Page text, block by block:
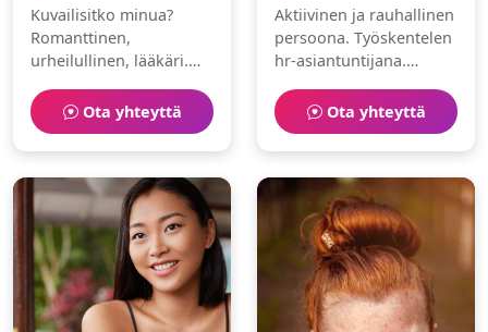
Kuvailisitko minua?
Romanttinen,
urheilullinen, lääkäri.
sukellus.Ota yhteyttä
Aktiivinen ja rauhallinen
persoona. Työskentelen
hr-asiantuntijana.
eläimet ja pyöräily.
Ota yhteyttä